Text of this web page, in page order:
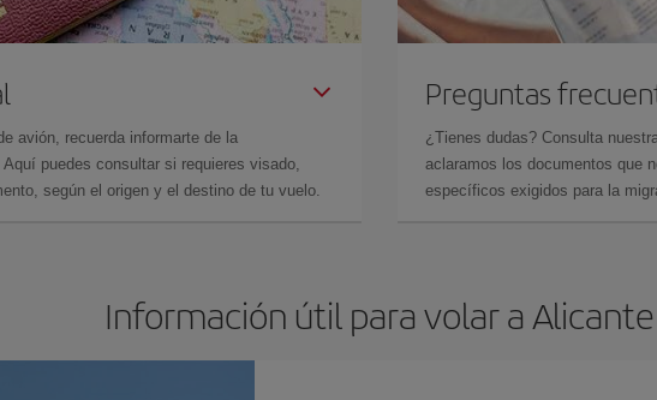
avión, recuerda informarte de la
puedes consultar si requieres visado,
según el origen y el destino de tu vuelo.
Preguntas
¿Tienes dudas? Consulta
aclaramos los documentos que
específicos exigidos para la
Información útil para volar a Alicante